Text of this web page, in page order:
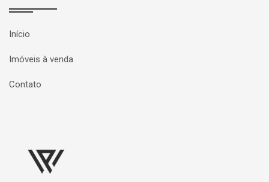
Início
Imóveis à venda
Contato